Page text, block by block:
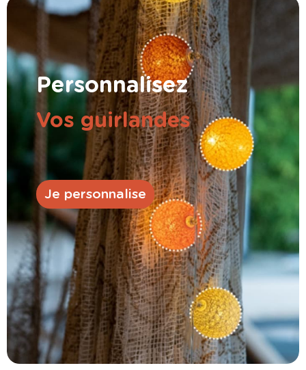
Personnalisez
Vos guirlandes
Je personnalise